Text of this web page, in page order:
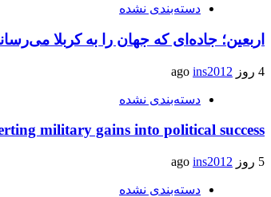
دسته‌بندی نشده
اربعین؛ جاده‌ای که جهان را به کربلا
4 روز ago ins2012
دسته‌بندی نشده
military gains into political success
5 روز ago ins2012
دسته‌بندی نشده